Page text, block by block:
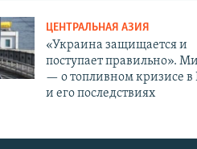
ЦЕНТРАЛЬНАЯ АЗИЯ
«Украина защищается и
поступает правильно».
— о топливном кризисе в
и его последствиях